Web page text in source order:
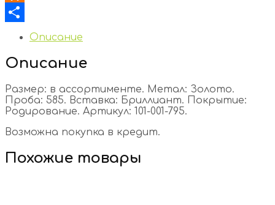
Odnoklassniki
Отправить
Описание
Описание
Размер: в ассортименте. Метал: Золото.
Проба: 585. Вставка: Бриллиант. Покрытие:
Родирование. Артикул: 101-001-795.
Возможна покупка в кредит.
Похожие товары